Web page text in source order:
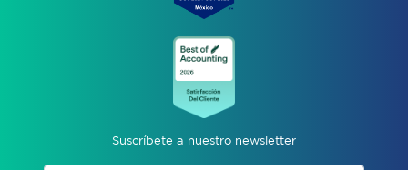
Suscríbete a nuestro newsletter